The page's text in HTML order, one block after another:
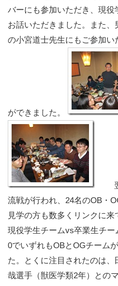
バーにも参加いただき、現
お話いただきました。また
の小宮道士先生にもご参加
ができました。
流戦が行われ、24名のOB・
見学の方も数多くリンクに
現役学生チームvs卒業生チ
0でいずれもOBとOGチーム
た。とくに注目されたのは
哉選手（獣医学類2年）との